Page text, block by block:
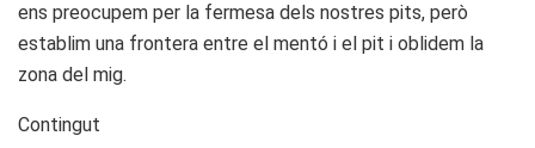
ens preocupem per la fermesa dels nostres pits, però
establim una frontera entre el mentó i el pit i oblidem la
zona del mig.
Contingut